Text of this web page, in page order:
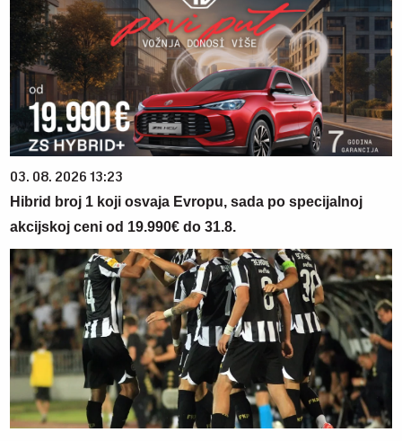
03. 08. 2026 13:23
Hibrid broj 1 koji osvaja Evropu, sada po specijalnoj
akcijskoj ceni od 19.990€ do 31.8.